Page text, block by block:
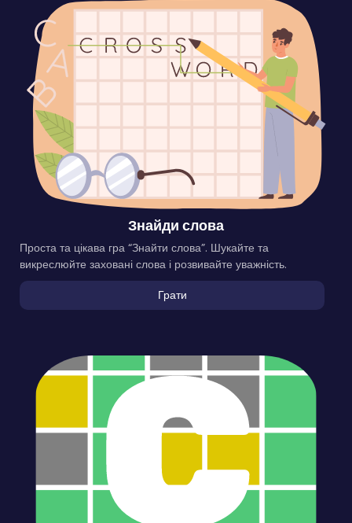
Знайди слова
Проста та цікава гра “Знайти слова”. Шукайте та
викреслюйте заховані слова і розвивайте уважність.
Грати